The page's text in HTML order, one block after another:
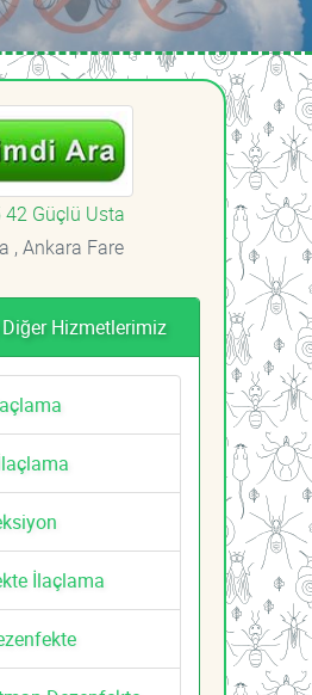
Güçlü Usta
, Ankara Fare
Hizmetlerimiz
İlaçlama